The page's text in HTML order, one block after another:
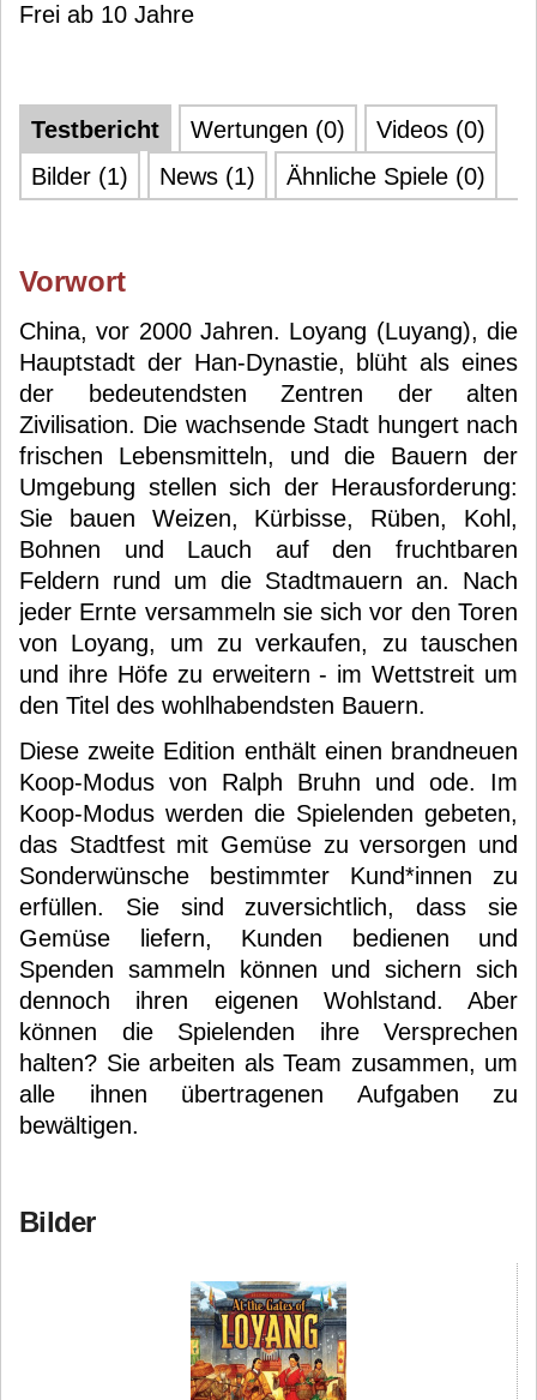
Frei ab 10 Jahre
Testbericht Wertungen (0)
Videos (0)
Bilder (1)
News (1) Ähnliche Spiele (0)
Vorwort
China, vor 2000 Jahren. Loyang (Luyang), die
Hauptstadt der Han-Dynastie, blüht als eines
der bedeutendsten Zentren der alten
Zivilisation. Die wachsende Stadt hungert nach
frischen Lebensmitteln, und die Bauern der
Umgebung stellen sich der Herausforderung:
Sie bauen Weizen, Kürbisse, Rüben, Kohl,
Bohnen und Lauch auf den fruchtbaren
Feldern rund um die Stadtmauern an. Nach
jeder Ernte versammeln sie sich vor den Toren
von Loyang, um zu verkaufen, zu tauschen
und ihre Höfe zu erweitern - im Wettstreit um
den Titel des wohlhabendsten Bauern.
Diese zweite Edition enthält einen brandneuen
Koop-Modus von Ralph Bruhn und ode. Im
Koop-Modus werden die Spielenden gebeten,
das Stadtfest mit Gemüse zu versorgen und
Sonderwünsche bestimmter Kund*innen zu
erfüllen. Sie sind zuversichtlich, dass sie
Gemüse liefern, Kunden bedienen und
Spenden sammeln können und sichern sich
dennoch ihren eigenen Wohlstand. Aber
können die Spielenden ihre Versprechen
halten? Sie arbeiten als Team zusammen, um
alle ihnen übertragenen Aufgaben zu
bewältigen.
Bilder